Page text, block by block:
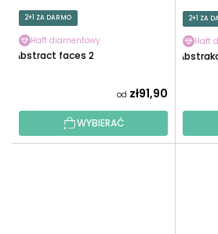
2+1 ZA DARMO
Haft diamentowy
Abstract faces 2
od zł91,90
WYBIERAĆ
2+1 ZA
Haft